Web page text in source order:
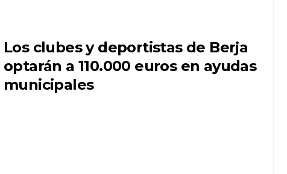
Los clubes y deportistas de Berja
optarán a 110.000 euros en ayudas
municipales